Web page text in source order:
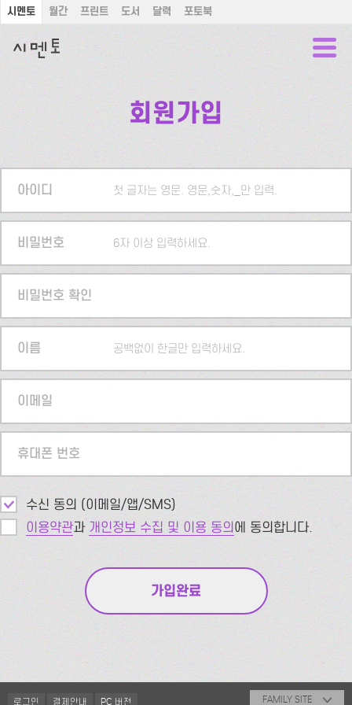
시멘토 월간 프린트 도서 달력 포토북
회원가입
아이디 첫 글자는 영문. 영문,숫자,_만 입력.
비밀번호 6자 이상 입력하세요.
비밀번호 확인
이름 공백없이 한글만 입력하세요.
이메일
휴대폰 번호
수신 동의 (이메일/앱/SMS)
이용약관과 개인정보 수집 및 이용 동의에 동의합니다.
로그인 결제안내 PC 버전 FAMILY SITE